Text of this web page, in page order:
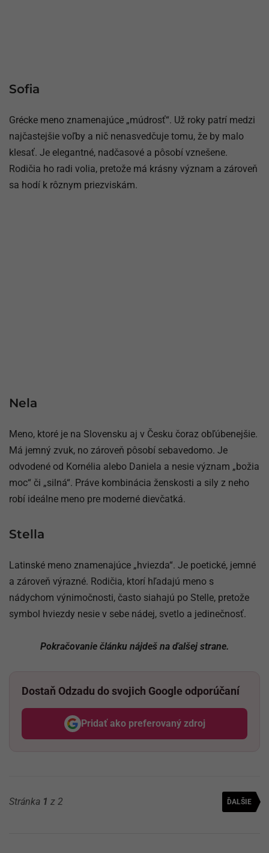
Sofia
Grécke meno znamenajúce „múdrosť“. Už roky patrí medzi
najčastejšie voľby a nič nenasvedčuje tomu, že by malo
klesať. Je elegantné, nadčasové a pôsobí vznešene.
Rodičia ho radi volia, pretože má krásny význam a zároveň
sa hodí k rôznym priezviskám.
Nela
Meno, ktoré je na Slovensku aj v Česku čoraz obľúbenejšie.
Má jemný zvuk, no zároveň pôsobí sebavedomo. Je
odvodené od Kornélia alebo Daniela a nesie význam „božia
moc“ či „silná“. Práve kombinácia ženskosti a sily z neho
robí ideálne meno pre moderné dievčatká.
Stella
Latinské meno znamenajúce „hviezda“. Je poetické, jemné
a zároveň výrazné. Rodičia, ktorí hľadajú meno s
nádychom výnimočnosti, často siahajú po Stelle, pretože
symbol hviezdy nesie v sebe nádej, svetlo a jedinečnosť.
Pokračovanie článku nájdeš na ďalšej strane.
Dostaň Odzadu do svojich Google odporúčaní
Pridať ako preferovaný zdroj
Odzadu, odkaz sa otvorí v
Stránka 1 z 2 ĎALŠIE